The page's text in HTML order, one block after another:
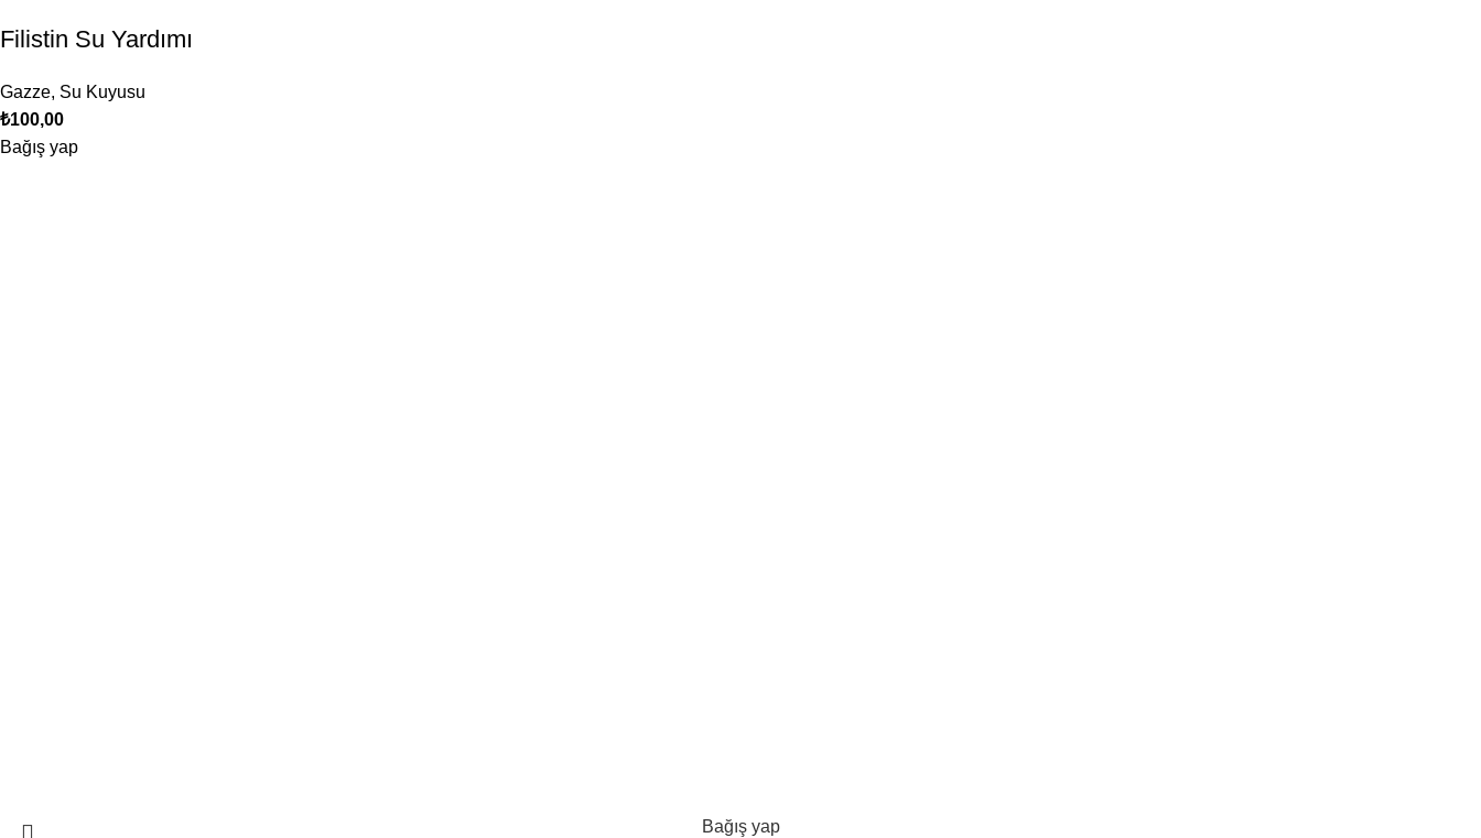
Filistin Su Yardımı
Gazze, Su Kuyusu
₺100,00
Bağış yap
Bağış yap